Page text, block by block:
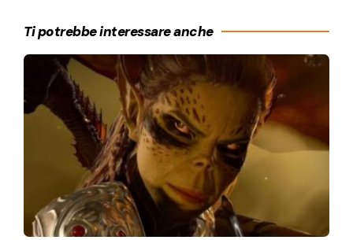
Ti potrebbe interessare anche